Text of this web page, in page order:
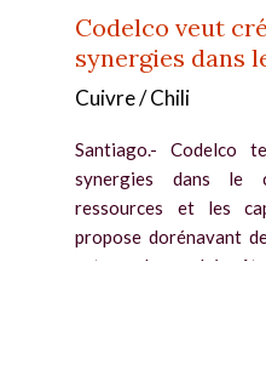
Codelco veut
synergies dans
Cuivre / Chili
Santiago.- Codelco
synergies dans le
ressources et les
propose dorénavant
acteurs du marché